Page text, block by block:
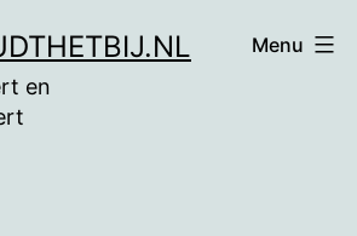
en
Menu